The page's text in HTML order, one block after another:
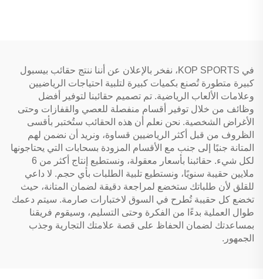
في KOP SPORTS، نفخر بالإعلان عن أننا ننتج حقائب بيسبول
كبيرة متطورة تُصنع بكميات كبيرة لتلبية احتياجات الرياضيين
وعلامات الألعاب الرياضية. تم تصميم حقائبنا لتوفير أفضل
وظائف من خلال توفير أقسام منفصلة للعصي والقفازات وحتى
الأغراض الشخصية. نحن نعلم أن هذه الحقائب ستُختبر بأقسى
الظروف من قبل أكثر الرياضيين قساوة، ونريد أن نضمن لهم
المتانة جنبًا إلى جنب مع الأقسام المزودة بسحابات التي يحتاجونها
لكل شيء. حقائبنا بأسعار معقولة، ونستطيع إنتاج أكثر من 6
ملايين حقيبة سنويًا، ونستطيع تلبية الطلبات بأي حجم. لا داعي
للقلق لأن طلباتك ستخضع لمراجعة دقيقة لضمان المتانة، حيث
تخضع كل حقيبة تُطرح في السوق لاختبارات صارمة. سيتم دعمك
طوال العملية بدءًا من الفكرة وحتى التسليم، وسيقوم فريقنا
بمساعدتك لضمان الحفاظ على قصة علامتك التجارية وجذب
الجمهور.